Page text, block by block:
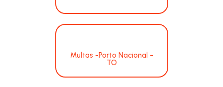
Multas -Porto Nacional -
TO